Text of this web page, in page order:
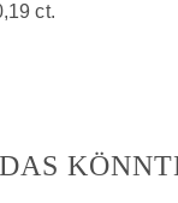
ct.
DAS